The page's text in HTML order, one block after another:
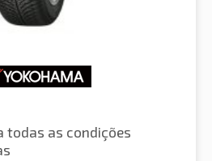
todas as condições